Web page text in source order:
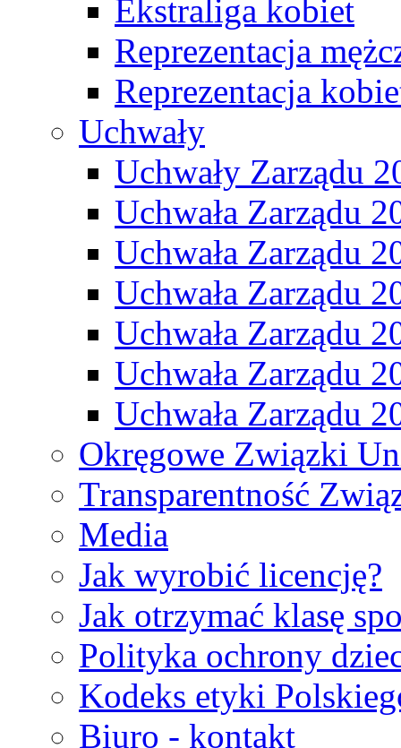
Ekstraliga kobiet
Reprezentacja
Reprezentacja
Uchwały
Uchwały Zarządu
Uchwała Zarządu
Uchwała Zarządu
Uchwała Zarządu
Uchwała Zarządu
Uchwała Zarządu
Uchwała Zarządu
Okręgowe Związki
Transparentność
Media
Jak wyrobić licencję?
Jak otrzymać klasę
Polityka ochrony
Kodeks etyki
Biuro - kontakt